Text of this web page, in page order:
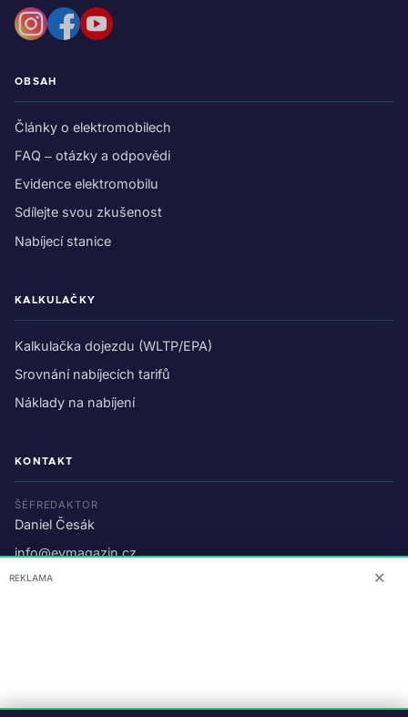
OBSAH
Články o elektromobilech
FAQ – otázky a odpovědi
Evidence elektromobilu
Sdílejte svou zkušenost
Nabíjecí stanice
KALKULAČKY
Kalkulačka dojezdu (WLTP/EPA)
Srovnání nabíjecích tarifů
Náklady na nabíjení
KONTAKT
ŠÉFREDAKTOR
Daniel Česák
info@evmagazin.cz
O nás
REKLAMA ✕